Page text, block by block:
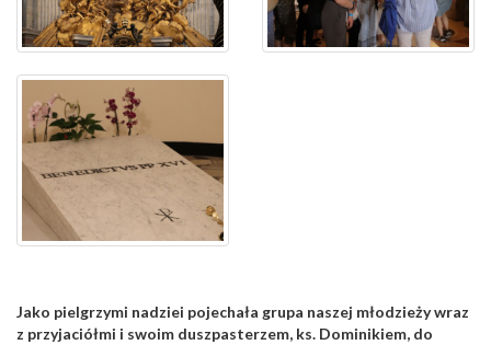
Jako pielgrzymi nadziei pojechała grupa naszej młodzieży wraz
z przyjaciółmi i swoim duszpasterzem, ks. Dominikiem, do